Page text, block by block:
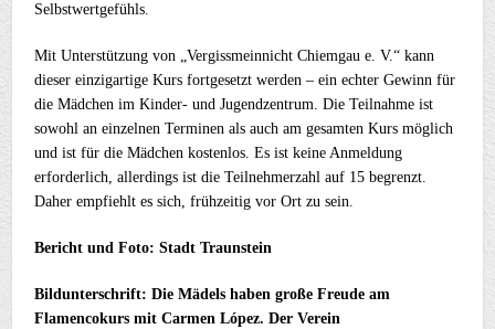
Selbstwertgefühls.
Mit Unterstützung von „Vergissmeinnicht Chiemgau e. V.“ kann
dieser einzigartige Kurs fortgesetzt werden – ein echter Gewinn für
die Mädchen im Kinder- und Jugendzentrum. Die Teilnahme ist
sowohl an einzelnen Terminen als auch am gesamten Kurs möglich
und ist für die Mädchen kostenlos. Es ist keine Anmeldung
erforderlich, allerdings ist die Teilnehmerzahl auf 15 begrenzt.
Daher empfiehlt es sich, frühzeitig vor Ort zu sein.
Bericht und Foto: Stadt Traunstein
Bildunterschrift: Die Mädels haben große Freude am
Flamencokurs mit Carmen López. Der Verein